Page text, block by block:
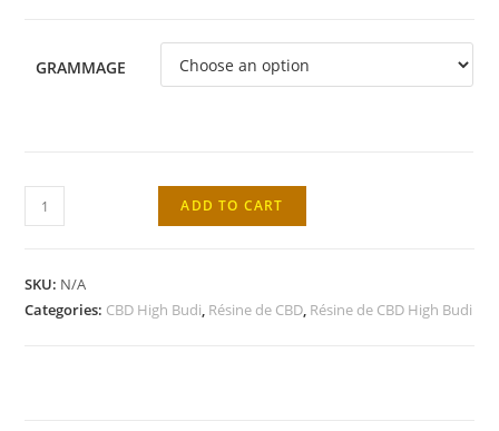
GRAMMAGE
Résine
de
Power
Skuff
ADD TO CART
SKU: N/A
Categories: CBD High Budi, Résine de CBD, Résine de CBD High Budi